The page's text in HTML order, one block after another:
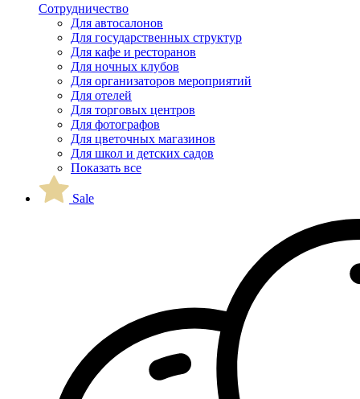
Сотрудничество
Для автосалонов
Для государственных структур
Для кафе и ресторанов
Для ночных клубов
Для организаторов мероприятий
Для отелей
Для торговых центров
Для фотографов
Для цветочных магазинов
Для школ и детских садов
Показать все
Sale